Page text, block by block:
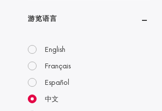
游览语言
English
Français
Español
中文